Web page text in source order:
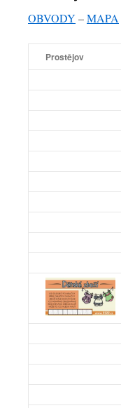
OBVODY –MAPA
Prostějov